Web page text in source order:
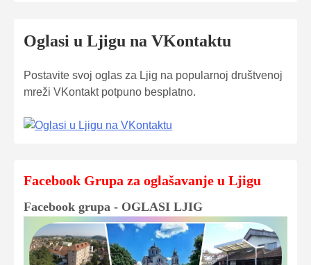
Oglasi u Ljigu na VKontaktu
Postavite svoj oglas za Ljig na popularnoj društvenoj
mreži VKontakt potpuno besplatno.
Facebook Grupa za oglašavanje u Ljigu
Facebook grupa - OGLASI LJIG